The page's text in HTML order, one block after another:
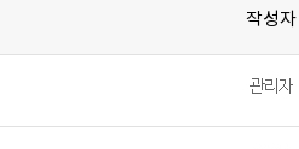
작성자